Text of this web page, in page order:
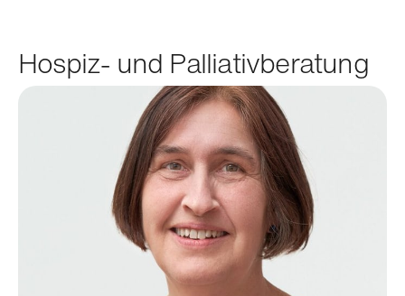
Hospiz- und Palliativberatung